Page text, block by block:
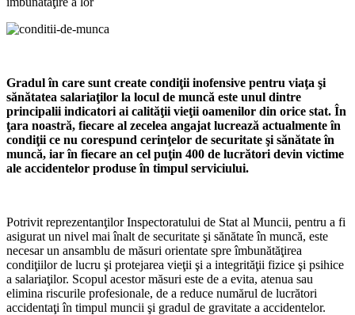
Gradul în care sunt create condiţii inofensive pentru viaţa şi
sănătatea salariaţilor la locul de muncă este unul dintre
principalii indicatori ai calităţii vieţii oamenilor din orice stat. În
ţara noastră, fiecare al zece­lea angajat lucrează actualmente în
condiţii ce nu corespund cerinţelor de securitate şi sănătate în
muncă, iar în fiecare an cel puţin 400 de lucrători devin victime
ale accidentelor produse în timpul serviciului.
Potrivit reprezentanţilor Inspectoratului de Stat al Muncii, pentru a fi
asigurat un nivel mai înalt de securitate şi sănătate în muncă, este
necesar un ansamblu de măsuri orientate spre îmbunătăţirea
condiţiilor de lucru şi protejarea vieţii şi a integrităţii fi­zice şi psihice
a salariaţilor. Scopul acestor măsuri este de a evita, atenua sau
elimina riscurile profesionale, de a reduce numărul de lucrători
accidentaţi în timpul muncii şi gradul de gravitate a accidentelor.